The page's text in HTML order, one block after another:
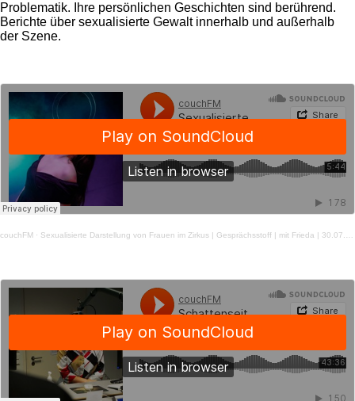
Problematik. Ihre persönlichen Geschichten sind berührend.
Berichte über sexualisierte Gewalt innerhalb und außerhalb
der Szene.
couchFM · Sexualisierte Darstellung von Frauen im Zirkus | Gesprächsstoff | mit Frieda | 30.07.2021